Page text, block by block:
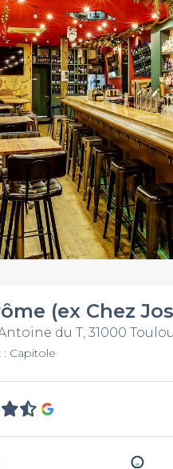
(ex Chez
du T, 31000
Capitole